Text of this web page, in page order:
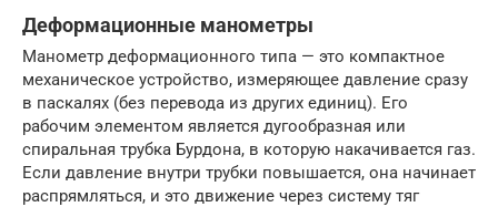
Деформационные манометры
Манометр деформационного типа — это компактное
механическое устройство, измеряющее давление сразу
в паскалях (без перевода из других единиц). Его
рабочим элементом является дугообразная или
спиральная трубка Бурдона, в которую накачивается газ.
Если давление внутри трубки повышается, она начинает
распрямляться, и это движение через систему тяг